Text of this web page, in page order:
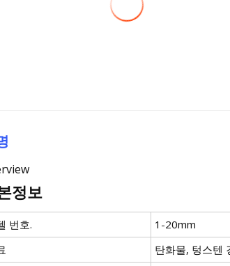
정보
번호.
1-20mm
탄화물, 텅스텐